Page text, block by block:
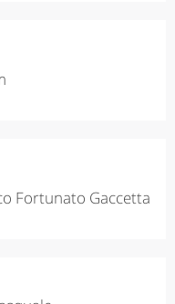
Fortunato Gaccetta